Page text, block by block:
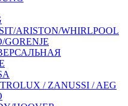
ARISTON/WHIRLPOOL
GORENJE
/ ZANUSSI / AEG